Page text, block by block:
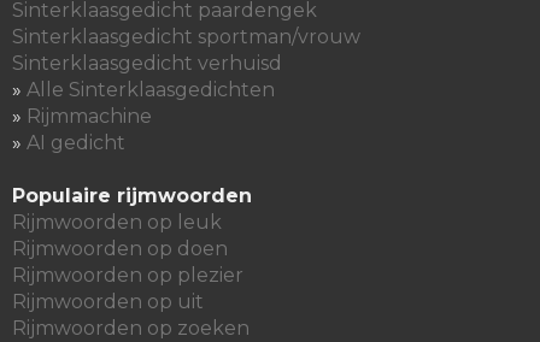
Sinterklaasgedicht paardengek
Sinterklaasgedicht sportman/vrouw
Sinterklaasgedicht verhuisd
» Alle Sinterklaasgedichten
» Rijmmachine
» AI gedicht
Populaire rijmwoorden
Rijmwoorden op leuk
Rijmwoorden op doen
Rijmwoorden op plezier
Rijmwoorden op uit
Rijmwoorden op zoeken